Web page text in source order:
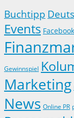
Buchtipp
Events Facebook
Gewinnspiel
Marketing
News Online PR